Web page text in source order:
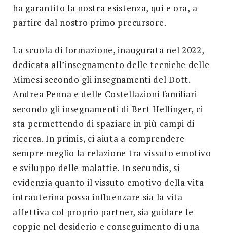
ha garantito la nostra esistenza, qui e ora, a
partire dal nostro primo precursore.
La scuola di formazione, inaugurata nel 2022,
dedicata all’insegnamento delle tecniche delle
Mimesi secondo gli insegnamenti del Dott.
Andrea Penna e delle Costellazioni familiari
secondo gli insegnamenti di Bert Hellinger, ci
sta permettendo di spaziare in più campi di
ricerca. In primis, ci aiuta a comprendere
sempre meglio la relazione tra vissuto emotivo
e sviluppo delle malattie. In secundis, si
evidenzia quanto il vissuto emotivo della vita
intrauterina possa influenzare sia la vita
affettiva col proprio partner, sia guidare le
coppie nel desiderio e conseguimento di una